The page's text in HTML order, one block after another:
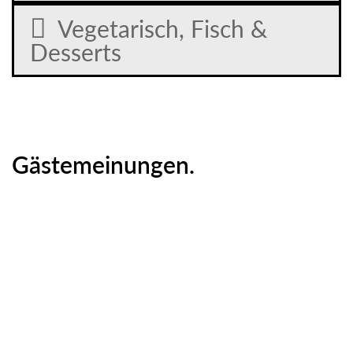
Vegetarisch, Fisch &
Desserts
Gästemeinungen.